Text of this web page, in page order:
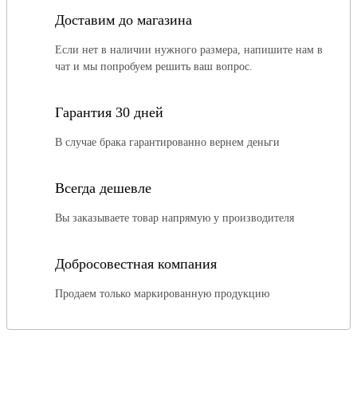
Доставим до магазина
Если нет в наличии нужного размера, напишите нам в
чат и мы попробуем решить ваш вопрос.
Гарантия 30 дней
В случае брака гарантированно вернем деньги
Всегда дешевле
Вы заказываете товар напрямую у производителя
Добросовестная компания
Продаем только маркированную продукцию